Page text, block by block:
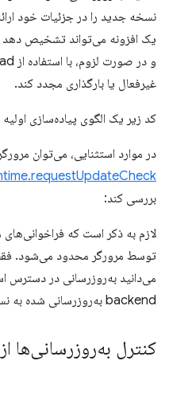
نسخه جدید را در جزئیات خود
یک افزونه می‌تواند تشخیص
غیرفعال یا بارگذاری مجدد کند.
کد زیر یک الگوی پیاده‌سازی
در موارد استثنایی، می‌توان
بررسی کند:
لازم به ذکر است که فراخوانی‌های
توسط مرورگر محدود می‌شود. فقط
می‌دانید به‌روزرسانی در دسترس
backend به‌روزرسانی شده به نسخه جدیدتری از افزونه نیاز دارد.
کنترل